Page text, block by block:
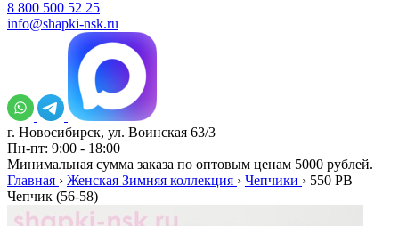
8 800 500 52 25
info@shapki-nsk.ru
г. Новосибирск, ул. Воинская 63/3
Пн-пт: 9:00 - 18:00
Минимальная сумма заказа по оптовым ценам 5000 рублей.
Главная › Женская Зимняя коллекция › Чепчики › 550 PB
Чепчик (56-58)